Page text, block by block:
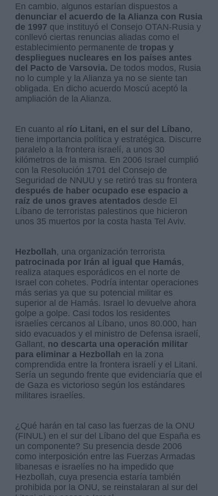
En cambio, algunos estarían dispuestos a
denunciar el acuerdo de la Alianza con Rusia
de 1997 que instituyó el Consejo OTAN-Rusia y
conllevó ciertas renuncias aliadas como el
establecimiento permanente detropas y
despliegues nucleares en los países antes
del Pacto de Varsovia. De todos modos, Rusia
no lo cumple y la Alianza ya no se siente tan
obligada. En dicho acuerdo Moscú aceptó la
ampliación de la Alianza.
En cuanto al río Litani, en el sur del Líbano,
tiene importancia política y estratégica. Discurre
paralelo a la frontera israelí, a unos 30
kilómetros de la misma. En 2006 Israel cumplió
con la Resolución 1701 del Consejo de
Seguridad de NNUU y se retiró tras su frontera
después de haber ocupado ese espacio a
raíz de unos graves atentados desde El
Líbano de terroristas palestinos que hicieron
unos 35 muertos por la costa hasta Tel Aviv.
Hezbollah, una organización terrorista
patrocinada por Irán al igual que Hamás,
realiza ataques esporádicos en el norte de
Israel con cohetes. Podría intentar operaciones
más serias ya que su potencial militar es
superior al de Hamás. Israel lo devuelve ahora
golpe a golpe. Casi todos los residentes
israelíes cercanos al Líbano, unos 80.000, han
sido evacuados y el ministro de Defensa israelí,
Gallant, no descarta una operación militar
para eliminar a Hezbollah en la zona
comprendida entre la frontera israelí y el Litani.
Sería un segundo frente que evidenciaría que el
de Gaza es victorioso según los estándares
militares israelíes.
¿Qué harán en tal caso las fuerzas de la ONU
(FINUL) en el sur del Líbano del que España es
un componente? Su presencia desde 2006
como interposición entre las Fuerzas Armadas
libanesas e israelíes no ha impedido que
Hezbollah, cuya presencia estaría también
prohibida por la ONU, se reinstalaran al sur del